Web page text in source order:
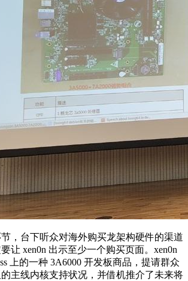
，台下听众对海外购买龙架构硬件的渠道
让 xen0n 出示至少一个购买页面。xen0n
上的一种 3A6000 开发板商品，提请群众
主线内核支持状况，并借机推介了未来将